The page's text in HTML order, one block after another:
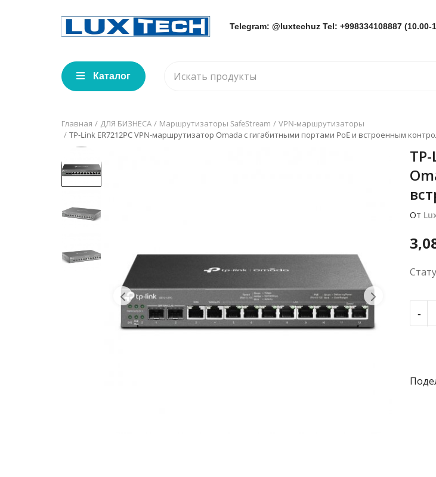
Telegram: @luxtechuz Tel: +998334108887 (10.00-
Каталог
Главная ДЛЯ БИЗНЕСА Маршрутизаторы SafeStream
VPN-маршрутизаторы
TP-Link ER7212PC VPN-маршрутизатор Omada с гигабитными портами PoE и встроенным
От
-